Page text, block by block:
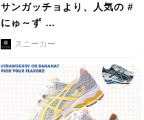
サンガッチョより、人気の #
にゅ～ず …
スニーカー